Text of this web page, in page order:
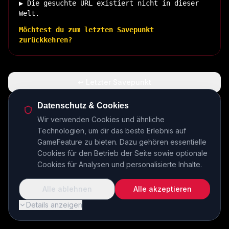
▶ Die gesuchte URL existiert nicht in dieser
Welt.
Möchtest du zum letzten Savepunkt
zurückkehren?
🏠 Zurück zur Basis
INSERT COIN TO CONTINUE...
Datenschutz & Cookies
Wir verwenden Cookies und ähnliche
Technologien, um dir das beste Erlebnis auf
GameFeature zu bieten. Dazu gehören essentielle
Cookies für den Betrieb der Seite sowie optionale
Cookies für Analysen und personalisierte Inhalte.
Details anzeigen
Alle ablehnen Alle akzeptieren